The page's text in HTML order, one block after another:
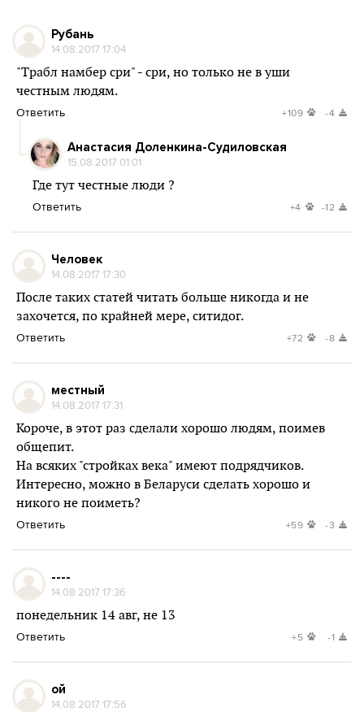
Рубань
14.08.2017 17:04
"Трабл намбер сри" - сри, но только не в уши
честным людям.
Ответить +109 -4
Анастасия Доленкина-Судиловская
15.08.2017 01:01
Где тут честные люди ?
Ответить +4 -12
Человек
14.08.2017 17:30
После таких статей читать больше никогда и не
захочется, по крайней мере, ситидог.
Ответить +72 -8
местный
14.08.2017 17:31
Короче, в этот раз сделали хорошо людям, поимев
общепит.
На всяких "стройках века" имеют подрядчиков.
Интересно, можно в Беларуси сделать хорошо и
никого не поиметь?
Ответить +59 -3
----
14.08.2017 17:36
понедельник 14 авг, не 13
Ответить +5 -1
ой
14.08.2017 17:56